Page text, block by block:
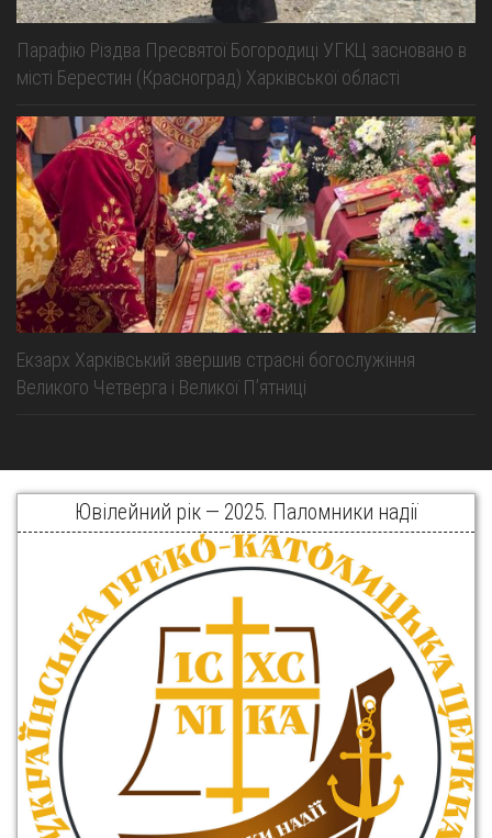
Парафію Різдва Пресвятої Богородиці УГКЦ засновано в
місті Берестин (Красноград) Харківської області
Екзарх Харківський звершив страсні богослужіння
Великого Четверга і Великої Пʼятниці
Ювілейний рік — 2025. Паломники надії